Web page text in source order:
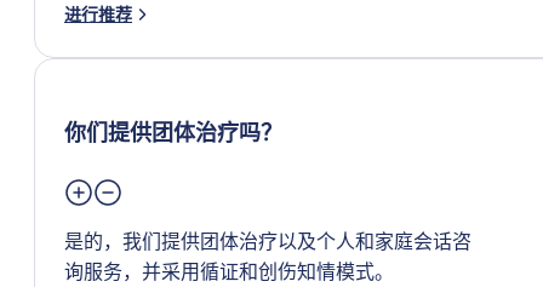
进行推荐
你们提供团体治疗吗？
是的，我们提供团体治疗以及个人和家庭会话咨
询服务，并采用循证和创伤知情模式。